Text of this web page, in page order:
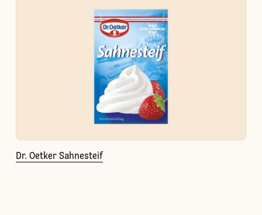
Dr. Oetker Sahnesteif